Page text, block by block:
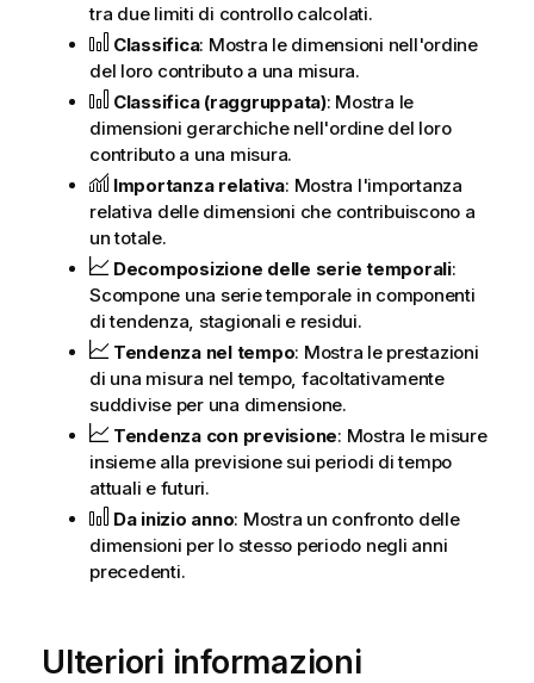
tra due limiti di controllo calcolati.
Classifica: Mostra le dimensioni nell'ordine
del loro contributo a una misura.
Classifica (raggruppata): Mostra le
dimensioni gerarchiche nell'ordine del loro
contributo a una misura.
Importanza relativa: Mostra l'importanza
relativa delle dimensioni che contribuiscono a
un totale.
Decomposizione delle serie temporali:
Scompone una serie temporale in componenti
di tendenza, stagionali e residui.
Tendenza nel tempo: Mostra le prestazioni
di una misura nel tempo, facoltativamente
suddivise per una dimensione.
Tendenza con previsione: Mostra le misure
insieme alla previsione sui periodi di tempo
attuali e futuri.
Da inizio anno: Mostra un confronto delle
dimensioni per lo stesso periodo negli anni
precedenti.
Ulteriori informazioni